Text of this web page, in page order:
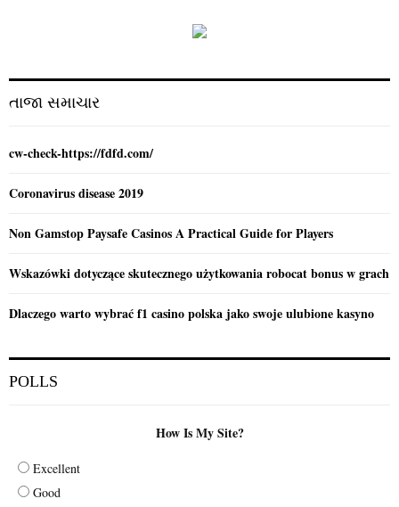
:
તાજા સમાચાર
cw-check-https://fdfd.com/
Coronavirus disease 2019
Non Gamstop Paysafe Casinos A Practical Guide for Players
Wskazówki dotyczące skutecznego użytkowania robocat bonus w grach
Dlaczego warto wybrać f1 casino polska jako swoje ulubione kasyno
POLLS
How Is My Site?
Excellent
Good